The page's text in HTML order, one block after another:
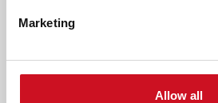
Marketing
Allow all
AFDRUKKEN
LEES OOK